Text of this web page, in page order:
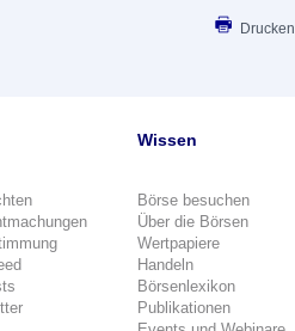
Drucken
Wissen
Börse besuchen
Über die Börsen
Wertpapiere
Handeln
Börsenlexikon
Publikationen